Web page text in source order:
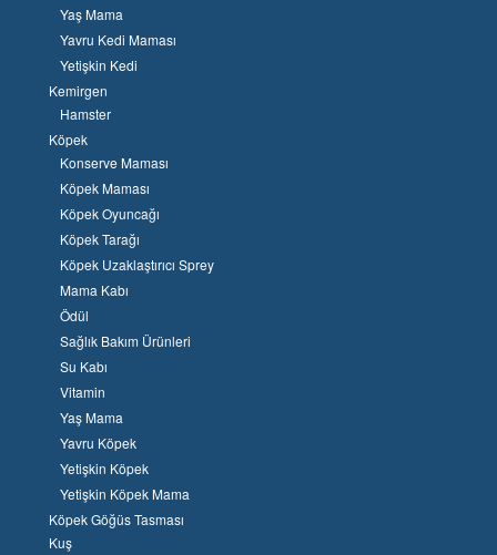
Yaş Mama
Yavru Kedi Maması
Yetişkin Kedi
Kemirgen
Hamster
Köpek
Konserve Maması
Köpek Maması
Köpek Oyuncağı
Köpek Tarağı
Köpek Uzaklaştırıcı Sprey
Mama Kabı
Ödül
Sağlık Bakım Ürünleri
Su Kabı
Vitamin
Yaş Mama
Yavru Köpek
Yetişkin Köpek
Yetişkin Köpek Mama
Köpek Göğüs Tasması
Kuş